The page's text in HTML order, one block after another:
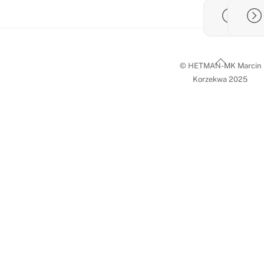
Back
© HETMAN-MK Marcin
Korzekwa 2025